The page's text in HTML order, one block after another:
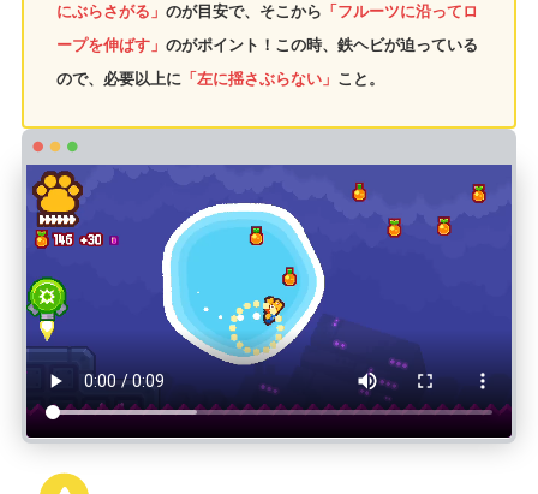
にぶらさがる」 のが目安で、そこから 「フルーツに沿ってロ
ープを伸ばす」 のがポイント！この時、鉄ヘビが迫っている
ので、必要以上に「左に揺さぶらない」 こと。